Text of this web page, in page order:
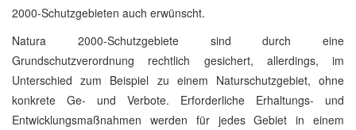
2000-Schutzgebieten auch erwünscht.
Natura 2000-Schutzgebiete sind durch eine
Grundschutzverordnung rechtlich gesichert, allerdings, im
Unterschied zum Beispiel zu einem Naturschutzgebiet, ohne
konkrete Ge- und Verbote. Erforderliche Erhaltungs- und
Entwicklungsmaßnahmen werden für jedes Gebiet in einem